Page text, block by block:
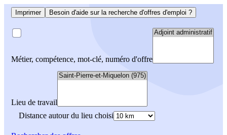
Imprimer Besoin d'aide sur la recherche d'offres d'emploi ?
Métier, compétence, mot-clé, numéro d'offre
Lieu de travail
Distance autour du lieu choisi